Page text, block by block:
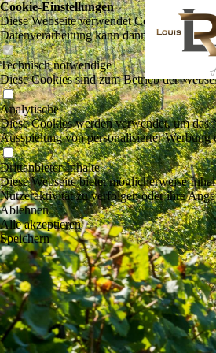
Cookie-Einstellungen
Diese Webseite verwendet Cookies, um
Datenverarbeitung kann dann auch in
Technisch notwendige
Diese Cookies sind zum Betrieb der
Analytische
Diese Cookies werden verwendet, um
Ausspielung von personalisierter
Drittanbieter-Inhalte
Diese Webseite bietet möglicherweise
Nutzeraktivität zu verfolgen oder ihre
Ablehnen
Alle akzeptieren
Speichern